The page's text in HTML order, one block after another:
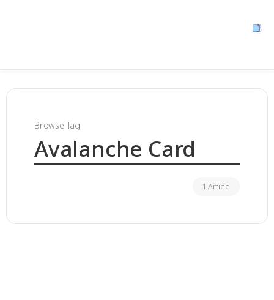
Browse Tag
Avalanche Card
1 Article